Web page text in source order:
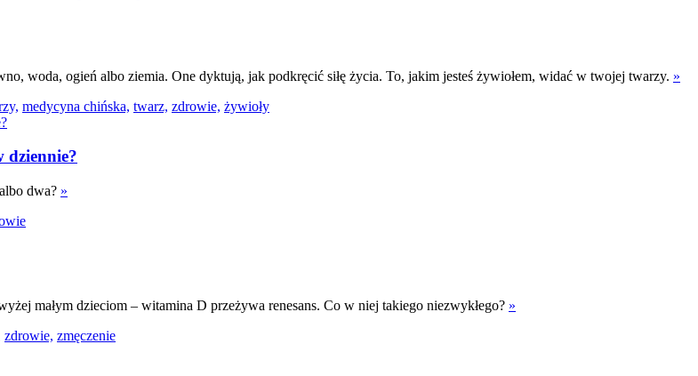
woda, ogień albo ziemia. One dyktują, jak podkręcić siłę życia. To, jakim jesteś żywiołem, widać w twojej twarzy. »
medycyna chińska, twarz, zdrowie, żywioły
dziennie?
dwa? »
małym dzieciom – witamina D przeżywa renesans. Co w niej takiego niezwykłego? »
zdrowie, zmęczenie